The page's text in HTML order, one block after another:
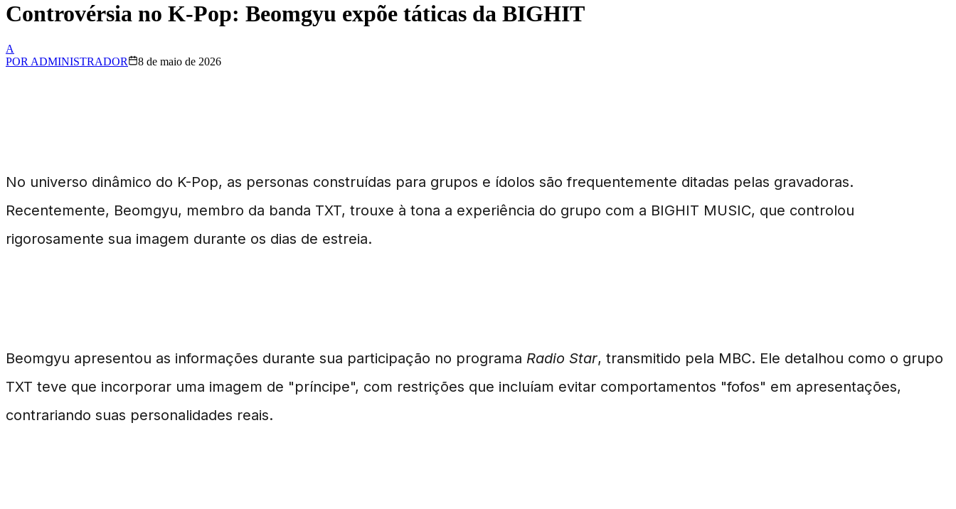
Controvérsia no K-Pop: Beomgyu expõe táticas da BIGHIT
A
POR ADMINISTRADOR 8 de maio de 2026
No universo dinâmico do K-Pop, as personas construídas para grupos e ídolos são frequentemente ditadas pelas gravadoras.
Recentemente, Beomgyu, membro da banda TXT, trouxe à tona a experiência do grupo com a BIGHIT MUSIC, que controlou
rigorosamente sua imagem durante os dias de estreia.
Beomgyu apresentou as informações durante sua participação no programa Radio Star, transmitido pela MBC. Ele detalhou como o grupo
TXT teve que incorporar uma imagem de "príncipe", com restrições que incluíam evitar comportamentos "fofos" em apresentações,
contrariando suas personalidades reais.